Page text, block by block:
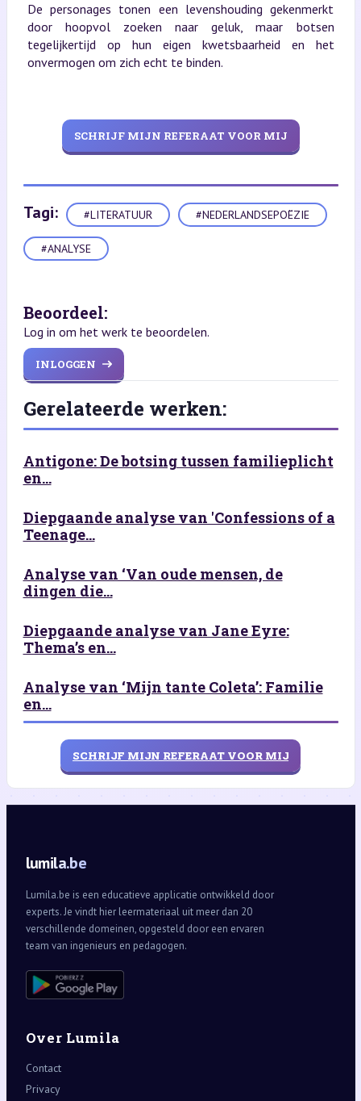
De personages tonen een levenshouding gekenmerkt
door hoopvol zoeken naar geluk, maar botsen
tegelijkertijd op hun eigen kwetsbaarheid en het
onvermogen om zich echt te binden.
SCHRIJF MIJN REFERAAT VOOR MIJ
Tagi: #LITERATUUR #NEDERLANDSEPOËZIE
#ANALYSE
Beoordeel:
Log in om het werk te beoordelen.
INLOGGEN
Gerelateerde werken:
Antigone: De botsing tussen familieplicht
en...
Diepgaande analyse van 'Confessions of a
Teenage...
Analyse van ‘Van oude mensen, de
dingen die...
Diepgaande analyse van Jane Eyre:
Thema’s en...
Analyse van ‘Mijn tante Coleta’: Familie
en...
SCHRIJF MIJN REFERAAT VOOR MIJ
lumila.be
Lumila.be is een educatieve applicatie ontwikkeld door
experts. Je vindt hier leermateriaal uit meer dan 20
verschillende domeinen, opgesteld door een ervaren
team van ingenieurs en pedagogen.
Over Lumila
Contact
Privacy